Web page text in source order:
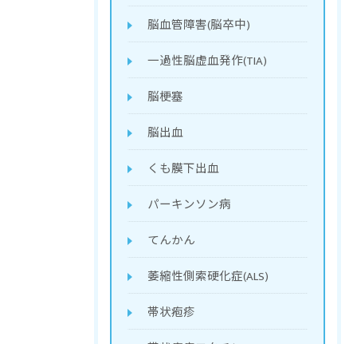
脳血管障害(脳卒中)
一過性脳虚血発作(TIA)
脳梗塞
脳出血
くも膜下出血
パーキンソン病
てんかん
萎縮性側索硬化症(ALS)
帯状疱疹